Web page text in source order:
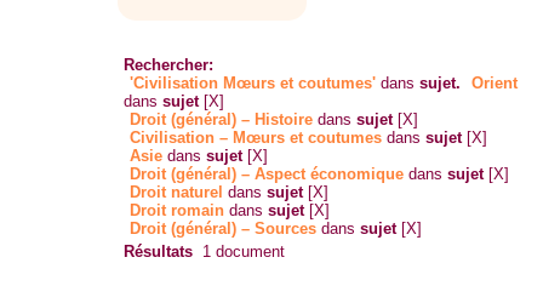
Rechercher:
'Civilisation Mœurs et coutumes' danssujet.
Orient
danssujet [X]
Droit (général) – Histoire danssujet [X]
Civilisation – Mœurs et coutumes danssujet [X]
Asie danssujet [X]
Droit (général) – Aspect économique danssujet [X]
Droit naturel danssujet [X]
Droit romain danssujet [X]
Droit (général) – Sources danssujet [X]
Résultats 1 document